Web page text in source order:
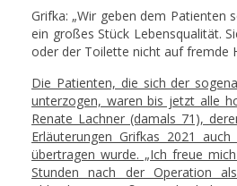
Grifka: „Wir geben dem Patienten
ein großes Stück Lebensqualität.
oder der Toilette nicht auf fremde
Die Patienten, die sich der
unterzogen, waren bis jetzt alle
Renate Lachner (damals 71),
Erläuterungen Grifkas 2021
übertragen wurde. „Ich freue
Stunden nach der Operation